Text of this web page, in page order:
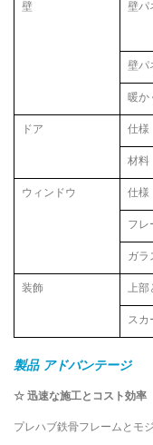
壁 壁パ
壁パ
暖か
ドア 仕様
材料
ウィンドウ 仕様
フレ
ガラ
装飾 上部
スカ
製品 アドバンテージ
☆ 迅速な施工とコスト効率
プレハブ鉄骨フレームとモ